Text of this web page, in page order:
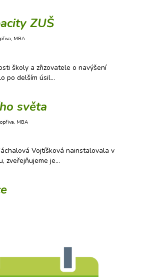
ZUŠ
MBA
školy a zřizovatele o navýšení
po delším úsil…
světa
MBA
Vojtíšková nainstalovala v
zveřejňujeme je…